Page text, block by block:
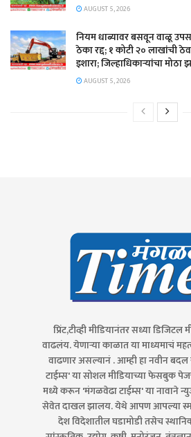
AUGUST 5, 2026
नियम धाब्यावर बसवून वाळू
ठेका रद्द; १ कोटी २० लाखांची
इशारा; जिल्हाधिकाऱ्यांचा मोठा
AUGUST 5, 2026
प्रिंट,टीव्ही मीडियानंतर सध्या डिजिटल
वाढलंय. येणाऱ्या काळात या माध्यमाचं
वाढणार असल्यानं . आम्ही हा नवीन
टाईम्स' या सोशल मीडियाच्या फेसबुक
मध्ये करून 'मंगळवेढा टाईम्स' या नावाने
सेवेत दाखल झालय. येथे आपण आपल्या
देश विदेशातील घडामोडी तसेच